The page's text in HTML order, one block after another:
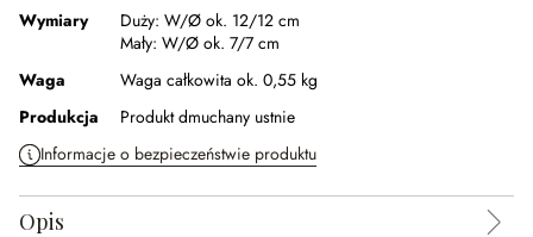
Wymiary
Duży: W/Ø ok. 12/12 cm
Mały: W/Ø ok. 7/7 cm
Waga
Waga całkowita ok. 0,55 kg
Produkcja
Produkt dmuchany ustnie
Informacje o bezpieczeństwie produktu
Opis